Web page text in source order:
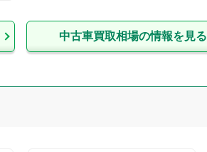
中古車買取相場の情報を見る